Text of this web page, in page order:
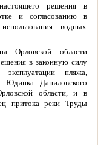
решения в
и согласованию в
водных
Орловской области
в законную силу
пляжа,
Юдинка Даниловского
области, и в
притока реки Труды